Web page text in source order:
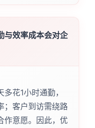
与效率成本会对企
花1小时通勤，
；客户到访需绕路
作意愿。因此，优